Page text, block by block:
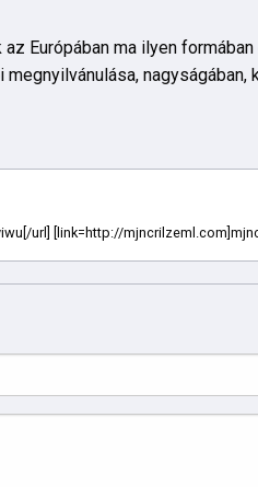
Európában ma ilyen
nagyságában,
url] [link=http://